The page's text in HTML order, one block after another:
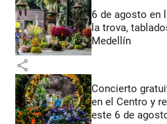
6 de agosto en
la trova,
Medellín
share
Concierto
en el Centro y
este 6 de